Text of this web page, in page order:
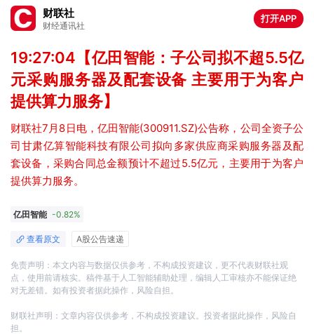
财联社
财经通讯社
打开APP
19:27:04【亿田智能：子公司拟不超5.5亿
元采购服务器及配套设备 主要用于为客户
提供算力服务】
财联社7月8日电，亿田智能(300911.SZ)公告称，公司全资子公
司甘肃亿算智能科技有限公司拟向多家供应商采购服务器及配
套设备，采购合同总金额预计不超过5.5亿元，主要用于为客户
提供算力服务。
亿田智能 -0.82%
查看原文 A股公告速递
免责声明：本文内容与数据仅供参考，不构成投资建议，更不代表财联社观
点，使用前请核实。稿件基于人工智能辅助处理，编辑人工审核亦不能保证绝
对无差错。如有投资者据此操作，风险自担。
财联社声明：文章内容仅供参考，不构成投资建议。投资者据此操作，风险自
担。